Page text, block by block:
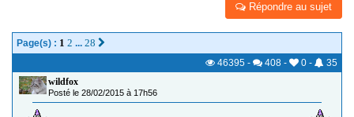
Répondre au sujet
Page(s) : 1 2 ... 28
46395 - 408 - 0 -
35
wildfox
Posté le 28/02/2015 à 17h56